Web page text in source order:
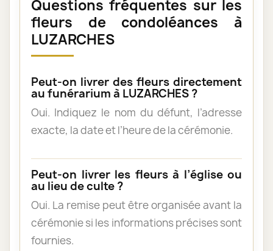
Questions fréquentes sur les
fleurs de condoléances à
LUZARCHES
Peut-on livrer des fleurs directement
au funérarium à LUZARCHES ?
Oui. Indiquez le nom du défunt, l’adresse
exacte, la date et l’heure de la cérémonie.
Peut-on livrer les fleurs à l’église ou
au lieu de culte ?
Oui. La remise peut être organisée avant la
cérémonie si les informations précises sont
fournies.